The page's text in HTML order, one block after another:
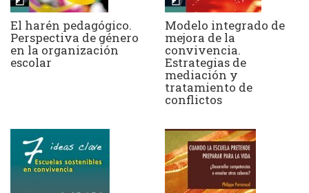
El harén pedagógico.
Perspectiva de género
en la organización
escolar
Modelo integrado de
mejora de la
convivencia.
Estrategias de
mediación y
tratamiento de
conflictos